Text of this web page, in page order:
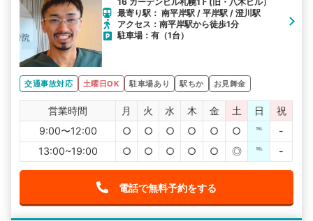
最寄り駅： 南平岸駅 / 平岸駅 / 澄川駅
アクセス：南平岸駅から徒歩1分
駐車場：有（1台）
交通事故対応 土曜日OK 駐車場あり 駅ちか お見舞金
営業時間 月 火 水 木 金 土 日
祝
9:00〜12:00
○ ○ ○ ○ ○ ○ ℡
-
13:00~19:00
○ ○ ○ ○ ○ ◎ ℡ -
電話で無料予約をする